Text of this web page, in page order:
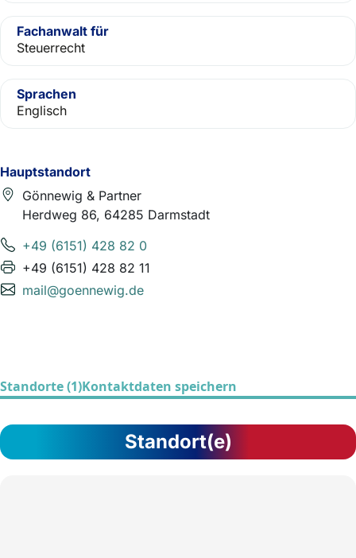
Hauptstandort
Gönnewig & Partner
Herdweg 86, 64285 Darmstadt
+49 (6151) 428 82 0
+49 (6151) 428 82 11
mail@goennewig.de
Fachanwalt für
Steuerrecht
Sprachen
Englisch
Standorte (1)Kontaktdaten speichern
Standort(e)